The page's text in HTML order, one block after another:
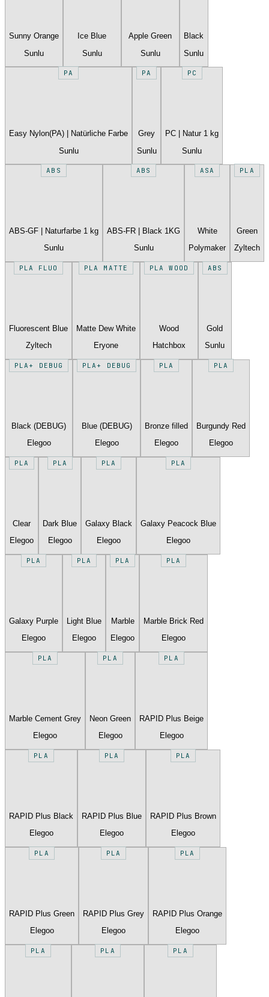
Sunny Orange
Sunlu
Ice Blue
Sunlu
Apple Green
Sunlu
Black
Sunlu
PA
Easy Nylon(PA) | Natürliche Farbe
Sunlu
PA
Grey
Sunlu
PC
PC | Natur 1 kg
Sunlu
ABS
ABS-GF | Naturfarbe 1 kg
Sunlu
ABS
ABS-FR | Black 1KG
Sunlu
ASA
White
Polymaker
PLA
Green
Zyltech
PLA FLUO
Fluorescent Blue
Zyltech
PLA MATTE
Matte Dew White
Eryone
PLA WOOD
Wood
Hatchbox
ABS
Gold
Sunlu
PLA+ DEBUG
Black (DEBUG)
Elegoo
PLA+ DEBUG
Blue (DEBUG)
Elegoo
PLA
Bronze filled
Elegoo
PLA
Burgundy Red
Elegoo
PLA
Clear
Elegoo
PLA
Dark Blue
Elegoo
PLA
Galaxy Black
Elegoo
PLA
Galaxy Peacock Blue
Elegoo
PLA
Galaxy Purple
Elegoo
PLA
Light Blue
Elegoo
PLA
Marble
Elegoo
PLA
Marble Brick Red
Elegoo
PLA
Marble Cement Grey
Elegoo
PLA
Neon Green
Elegoo
PLA
RAPID Plus Beige
Elegoo
PLA
RAPID Plus Black
Elegoo
PLA
RAPID Plus Blue
Elegoo
PLA
RAPID Plus Brown
Elegoo
PLA
RAPID Plus Green
Elegoo
PLA
RAPID Plus Grey
Elegoo
PLA
RAPID Plus Orange
Elegoo
PLA PLA PLA